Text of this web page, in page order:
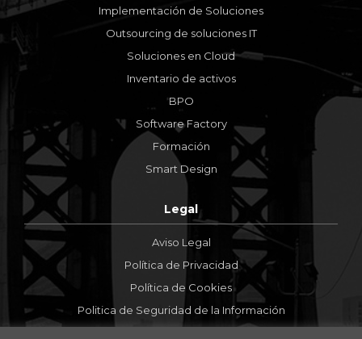
Implementación de Soluciones
Outsourcing de soluciones IT
Soluciones en Cloud
Inventario de activos
BPO
Software Factory
Formación
Smart Design
Legal
Aviso Legal
Política de Privacidad
Política de Cookies
Politica de Seguridad de la Información